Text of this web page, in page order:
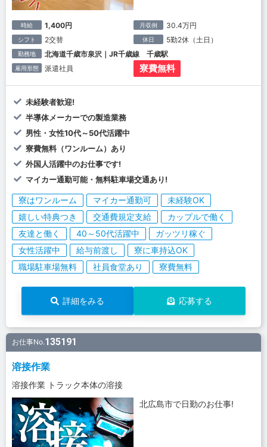
時給 1,400円 月収例 30.4万円
シフト 2交替 休日 5勤2休（土日）
勤務地 北海道千歳市泉沢｜JR千歳線 千歳駅
雇用形態 派遣社員 寮費無料
未経験者歓迎!
半導体メーカーでの製造業務
男性・女性10代～50代活躍中
寮費無料（ワンルーム）あり
外国人活躍中のお仕事です!
マイカー通勤可能・無料駐車場交通あり!
寮はワンルーム マイカー通勤可
未経験OK
嬉しい特典つき
交通費規定支給
カップルで働く
友達と働く
40～50代活躍中
ガッツリ稼ぐ
女性活躍中
給与前渡し
寮に車持込OK
職場駐車場無料
社員食堂あり 寮費無料
詳細をみる 応募する
お仕事No.135191
溶接作業
溶接作業 トラック本体の溶接
北広島市で日勤のお仕事!